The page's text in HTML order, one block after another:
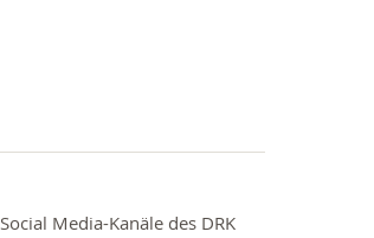
Social Media-Kanäle des DRK